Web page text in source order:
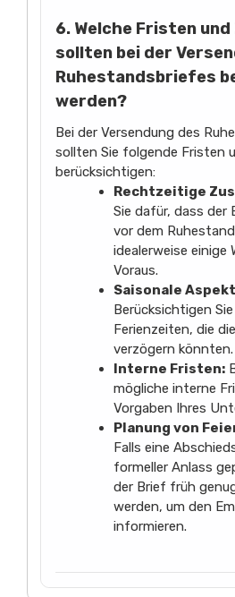
6. Welche Fristen
sollten bei der
Ruhestandsbriefes
werden?
Bei der Versendung des
sollten Sie folgende Fristen
berücksichtigen:
Rechtzeitige
Sie dafür, dass der
vor dem
idealerweise einige
Voraus.
Saisonale
Berücksichtigen
Ferienzeiten, die
verzögern könnten.
Interne Fristen:
mögliche interne
Vorgaben Ihres
Planung von
Falls eine
formeller Anlass
der Brief früh
werden, um den
informieren.